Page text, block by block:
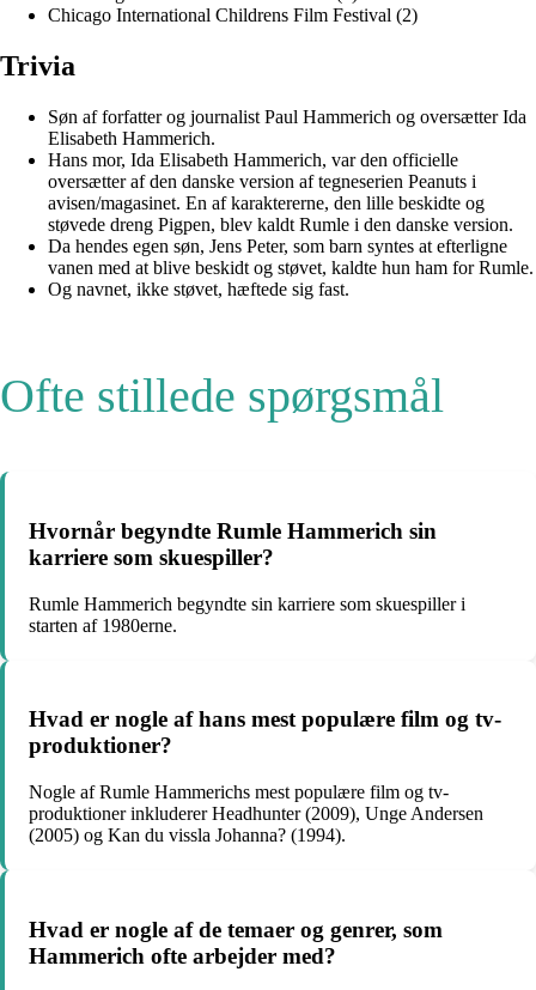
Chicago International Childrens Film Festival (2)
Trivia
Søn af forfatter og journalist Paul Hammerich og oversætter Ida
Elisabeth Hammerich.
Hans mor, Ida Elisabeth Hammerich, var den officielle
oversætter af den danske version af tegneserien Peanuts i
avisen/magasinet. En af karaktererne, den lille beskidte og
støvede dreng Pigpen, blev kaldt Rumle i den danske version.
Da hendes egen søn, Jens Peter, som barn syntes at efterligne
vanen med at blive beskidt og støvet, kaldte hun ham for Rumle.
Og navnet, ikke støvet, hæftede sig fast.
Ofte stillede spørgsmål
Hvornår begyndte Rumle Hammerich sin
karriere som skuespiller?
Rumle Hammerich begyndte sin karriere som skuespiller i
starten af ​​1980erne.
Hvad er nogle af hans mest populære film og tv-
produktioner?
Nogle af Rumle Hammerichs mest populære film og tv-
produktioner inkluderer Headhunter (2009), Unge Andersen
(2005) og Kan du vissla Johanna? (1994).
Hvad er nogle af de temaer og genrer, som
Hammerich ofte arbejder med?